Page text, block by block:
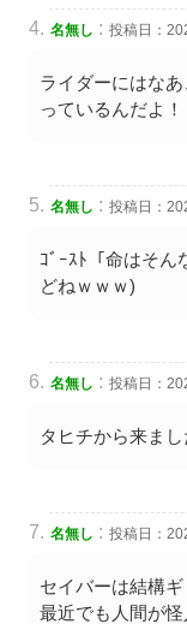
名無し : 投稿日：
ライダーにはな
っているんだよ！
名無し : 投稿日：
ｺﾞｰｽﾄ「命はそん
どねｗｗｗ)
名無し : 投稿日：
タヒチから来まし
名無し : 投稿日：
セイバーは結構
最近でも人間が